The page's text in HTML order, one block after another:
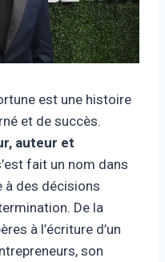
est une histoire
et de succès.
auteur et
fait un nom dans
à des décisions
De la
à l’écriture d’un
son